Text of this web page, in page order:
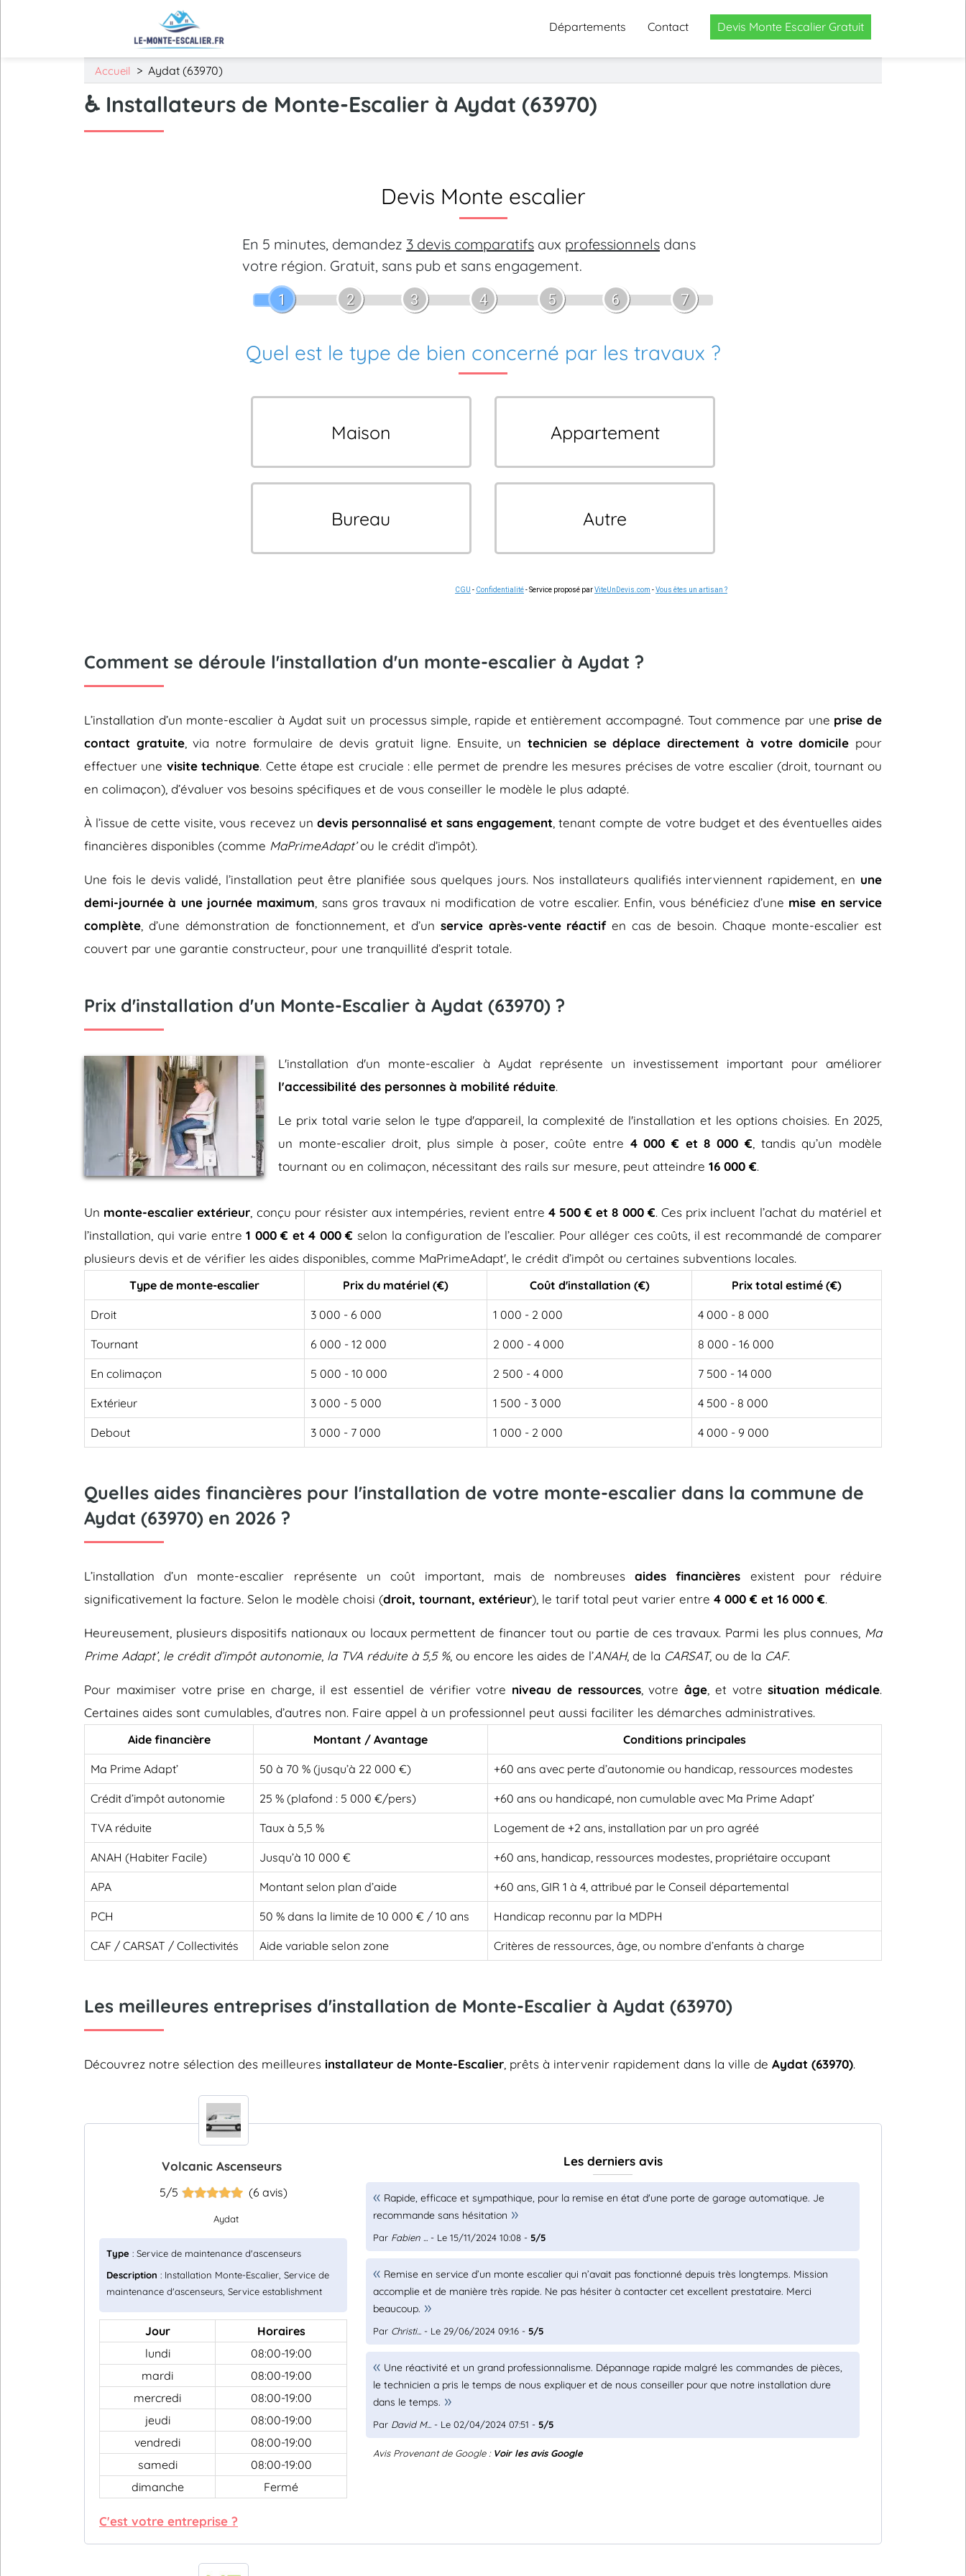
Départements Contact Devis Monte Escalier Gratuit
Accueil > Aydat (63970)
♿ Installateurs de Monte-Escalier à Aydat (63970)
Devis Monte escalier
En 5 minutes, demandez 3 devis comparatifs aux professionnels dans
votre région. Gratuit, sans pub et sans engagement.
1 2 3 4 5 6 7
Quel est le type de bien concerné par les travaux ?
Maison Appartement
Bureau Autre
CGU - Confidentialité- Service proposé parViteUnDevis.com -Vous êtes un artisan ?
Comment se déroule l'installation d'un monte-escalier à Aydat ?
L’installation d’un monte-escalier à Aydat suit un processus simple, rapide et entièrement accompagné. Tout commence par une prise de
contact gratuite, via notre formulaire de devis gratuit ligne. Ensuite, un technicien se déplace directement à votre domicile pour
effectuer une visite technique. Cette étape est cruciale : elle permet de prendre les mesures précises de votre escalier (droit, tournant ou
en colimaçon), d’évaluer vos besoins spécifiques et de vous conseiller le modèle le plus adapté.
À l’issue de cette visite, vous recevez un devis personnalisé et sans engagement , tenant compte de votre budget et des éventuelles aides
financières disponibles (comme MaPrimeAdapt’ou le crédit d’impôt).
Une fois le devis validé, l’installation peut être planifiée sous quelques jours. Nos installateurs qualifiés interviennent rapidement, en une
demi-journée à une journée maximum , sans gros travaux ni modification de votre escalier. Enfin, vous bénéficiez d’une mise en service
complète , d’une démonstration de fonctionnement, et d’un service après-vente réactifen cas de besoin. Chaque monte-escalier est
couvert par une garantie constructeur, pour une tranquillité d’esprit totale.
Prix d'installation d'un Monte-Escalier à Aydat (63970) ?
L'installation d'un monte-escalier à Aydat représente un investissement important pour améliorer
l'accessibilité des personnes à mobilité réduite.
Le prix total varie selon le type d'appareil, la complexité de l'installation et les options choisies. En 2025,
un monte-escalier droit, plus simple à poser, coûte entre 4 000 € et 8 000 € , tandis qu’un modèle
tournant ou en colimaçon, nécessitant des rails sur mesure, peut atteindre 16 000 €.
Un monte-escalier extérieur , conçu pour résister aux intempéries, revient entre 4 500 € et 8 000 €. Ces prix incluent l’achat du matériel et
l’installation, qui varie entre1 000 € et 4 000 € selon la configuration de l’escalier. Pour alléger ces coûts, il est recommandé de comparer
plusieurs devis et de vérifier les aides disponibles, comme MaPrimeAdapt', le crédit d’impôt ou certaines subventions locales.
Type de monte-escalier Prix du matériel (€) Coût d'installation (€) Prix total estimé (€)
Droit 3 000 - 6 000 1 000 - 2 000 4 000 - 8 000
Tournant 6 000 - 12 000 2 000 - 4 000 8 000 - 16 000
En colimaçon 5 000 - 10 000 2 500 - 4 000 7 500 - 14 000
Extérieur 3 000 - 5 000 1 500 - 3 000 4 500 - 8 000
Debout 3 000 - 7 000 1 000 - 2 000 4 000 - 9 000
Quelles aides financières pour l'installation de votre monte-escalier dans la commune de
Aydat (63970) en 2026 ?
L’installation d’un monte-escalier représente un coût important, mais de nombreusesaides financières existent pour réduire
significativement la facture. Selon le modèle choisi (droit, tournant, extérieur), le tarif total peut varier entre 4 000 € et 16 000 €.
Heureusement, plusieurs dispositifs nationaux ou locaux permettent de financer tout ou partie de ces travaux. Parmi les plus connues, Ma
Prime Adapt’, le crédit d’impôt autonomie la TVA réduite à 5,5 %, ou encore les aides de l’ANAH, de la CARSAT, ou de la CAF.
Pour maximiser votre prise en charge, il est essentiel de vérifier votre niveau de ressources, votre âge , et votresituation médicale.
Certaines aides sont cumulables, d’autres non. Faire appel à un professionnel peut aussi faciliter les démarches administratives.
Aide financière Montant / Avantage Conditions principales
Ma Prime Adapt’ 50 à 70 % (jusqu’à 22 000 €) +60 ans avec perte d’autonomie ou handicap, ressources modestes
Crédit d’impôt autonomie 25 % (plafond : 5 000 €/pers) +60 ans ou handicapé, non cumulable avec Ma Prime Adapt’
TVA réduite Taux à 5,5 % Logement de +2 ans, installation par un pro agréé
ANAH (Habiter Facile) Jusqu’à 10 000 € +60 ans, handicap, ressources modestes, propriétaire occupant
APA Montant selon plan d’aide +60 ans, GIR 1 à 4, attribué par le Conseil départemental
PCH 50 % dans la limite de 10 000 € / 10 ans Handicap reconnu par la MDPH
CAF / CARSAT / Collectivités Aide variable selon zone Critères de ressources, âge, ou nombre d’enfants à charge
Les meilleures entreprises d'installation de Monte-Escalier à Aydat (63970)
Découvrez notre sélection des meilleures installateur de Monte-Escalier , prêts à intervenir rapidement dans la ville de Aydat (63970).
Volcanic Ascenseurs
5/5 (6 avis)
Aydat
Type : Service de maintenance d'ascenseurs
Description : Installation Monte-Escalier, Service de
maintenance d'ascenseurs, Service establishment
Jour
Horaires
lundi
08:00-19:00
mardi
08:00-19:00
mercredi
08:00-19:00
jeudi
08:00-19:00
vendredi
08:00-19:00
samedi
08:00-19:00
dimanche
Fermé
C'est votre entreprise ?
Les derniers avis
Rapide, efficace et sympathique, pour la remise en état d'une porte de garage automatique. Je
recommande sans hésitation
Par Fabien ... - Le 15/11/2024 10:08 -5/5
Remise en service d’un monte escalier qui n’avait pas fonctionné depuis très longtemps. Mission
accomplie et de manière très rapide. Ne pas hésiter à contacter cet excellent prestataire. Merci
beaucoup.
Par Christi... - Le 29/06/2024 09:16 -5/5
Une réactivité et un grand professionnalisme. Dépannage rapide malgré les commandes de pièces,
le technicien a pris le temps de nous expliquer et de nous conseiller pour que notre installation dure
dans le temps.
Par David M... - Le 02/04/2024 07:51 -5/5
Avis Provenant de Google : Voir les avis Google